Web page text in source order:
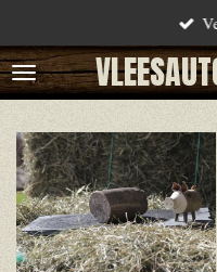
direct
naar
hoofdinhoud